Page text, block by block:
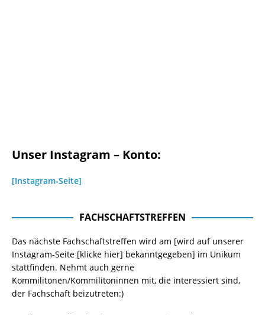
Unser Instagram – Konto:
[Instagram-Seite]
FACHSCHAFTSTREFFEN
Das nächste Fachschaftstreffen wird am [wird auf unserer
Instagram-Seite [klicke hier] bekanntgegeben] im Unikum
stattfinden. Nehmt auch gerne
Kommilitonen/Kommilitoninnen mit, die interessiert sind,
der Fachschaft beizutreten:)